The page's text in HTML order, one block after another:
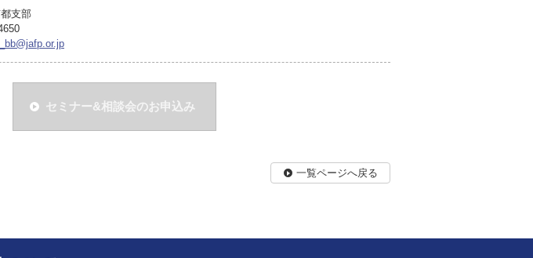
支部
セミナー&相談会のお申込み
一覧ページへ戻る